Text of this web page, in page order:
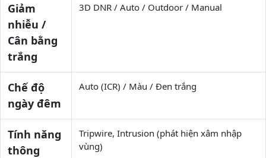
Giảm
nhiễu /
Cân bằng
trắng
3D DNR / Auto / Outdoor / Manual
Chế độ
ngày đêm
Auto (ICR) / Màu / Đen trắng
Tính năng
thông
Tripwire, Intrusion (phát hiện xâm nhập
vùng)